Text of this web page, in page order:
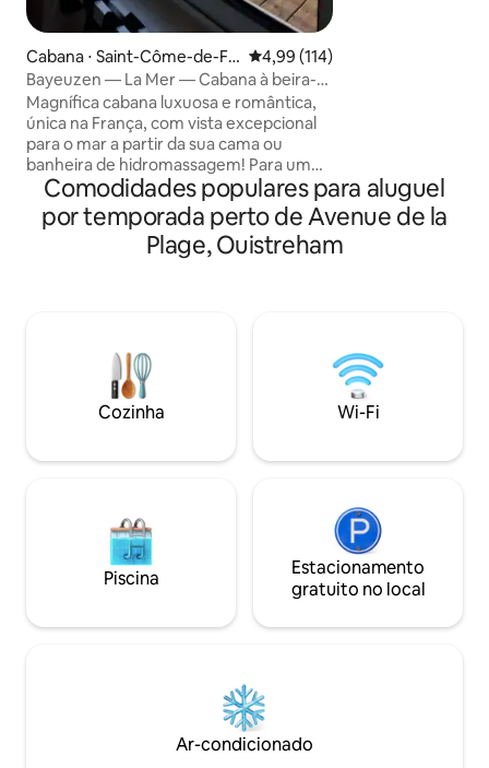
Cabana ⋅ Saint-Côme-de-Fr
esné
4,99 de uma avaliação média de
4,99 (114)
Bayeuzen — La Mer — Cabana à beira-
mar com vista para o mar 180°
Magnífica cabana luxuosa e romântica,
única na França, com vista excepcional
para o mar a partir da sua cama ou
banheira de hidromassagem! Para um
pedido de casamento ou uma noite
mágica fora do tempo, este lugar lhe
dará o desejo... de ficar lá. Momento de
Cocooning garantido. Todo o conforto
autônomo via código digital. Discrição e
privacidade garantidas. Opções
disponíveis no nosso site.
neste verão.
Comodidades populares para aluguel
por temporada perto de Avenue de la
Plage, Ouistreham
Cozinha Wi-Fi
Piscina
Estacionamento
gratuito no local
Ar-condicionado